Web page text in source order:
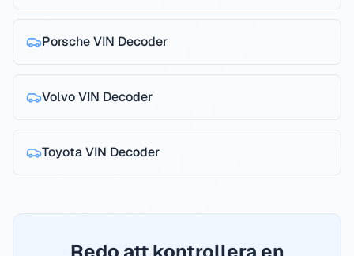
PorscheVIN Decoder
VolvoVIN Decoder
ToyotaVIN Decoder